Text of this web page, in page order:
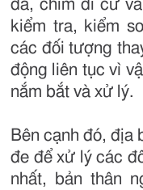
dã, chim di cư
kiểm tra, kiểm
các đối tượng
động liên tục vì
nắm bắt và xử lý.
Bên cạnh đó, địa
đe để xử lý các
nhất, bản thân